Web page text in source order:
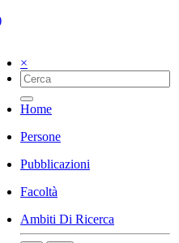
×
Home
Persone
Pubblicazioni
Facoltà
Ambiti Di Ricerca